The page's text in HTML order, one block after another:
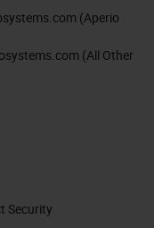
(Aperio
(All Other
Security